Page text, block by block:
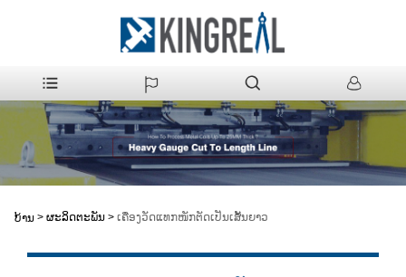
ບ້ານ > ຜະລິດຕະພັນ > ເຄື່ອງວັດແທກໜັກຕັດເປັນເສັ້ນຍາວ